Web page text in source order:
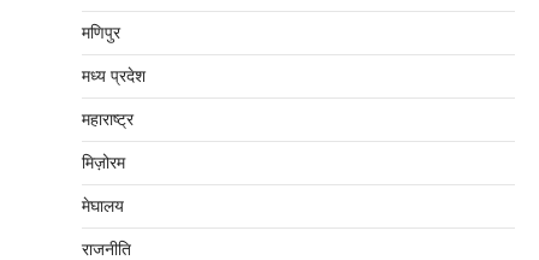
मणिपुर
मध्‍य प्रदेश
महाराष्‍ट्र
मिज़ोरम
मेघालय
राजनीति